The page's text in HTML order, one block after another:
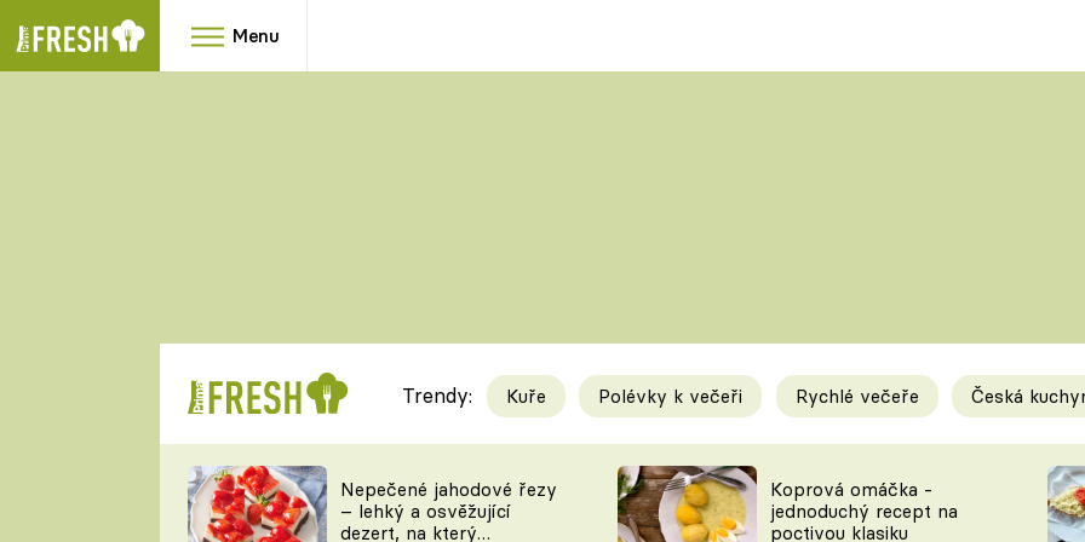
Menu
Trendy: Kuře Polévky k večeři Rychlé večeře Česká
Nepečené jahodové řezy
– lehký a osvěžující
dezert, na který
Koprová omáčka -
jednoduchý recept na
poctivou klasiku